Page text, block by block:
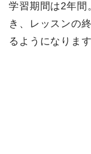
学習期間は2年間
き、レッスンの
るようになります